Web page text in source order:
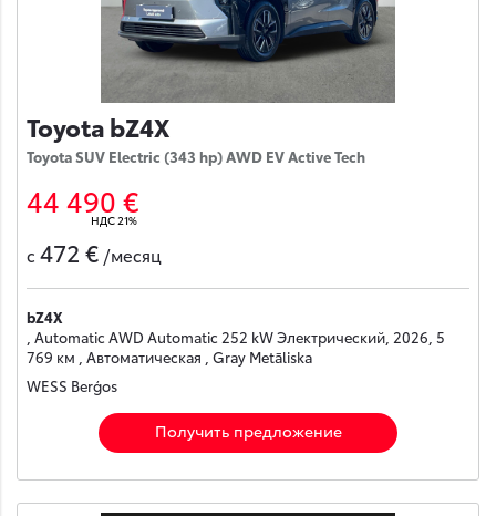
Toyota bZ4X
Toyota SUV Electric (343 hp) AWD EV Active Tech
44 490 €
НДС 21%
с 472 € /месяц
bZ4X
, Automatic AWD Automatic 252 kW Электрический, 2026, 5
769 км , Автоматическая , Gray Metāliska
WESS Berģos
Получить предложение